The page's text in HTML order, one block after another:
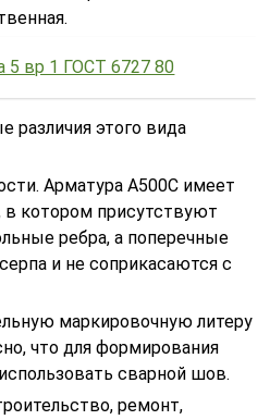
5 вр 1 ГОСТ 6727 80
различия этого вида
Арматура А500С имеет
в котором присутствуют
ребра, а поперечные
и не соприкасаются с
маркировочную литеру
что для формирования
сварной шов.
ремонт,